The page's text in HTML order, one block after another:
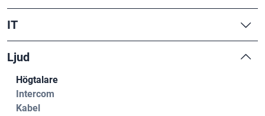
IT
Ljud
Högtalare
Intercom
Kabel